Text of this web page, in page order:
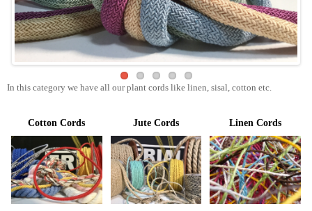
In this category we have all our plant cords like linen, sisal, cotton etc.
Cotton Cords Jute Cords Linen Cords